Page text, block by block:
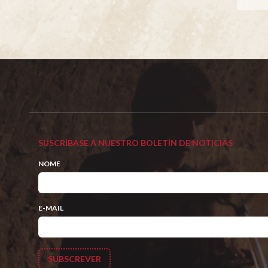
SUSCRÍBASE A NUESTRO BOLETÍN DE NOTICIAS
NOME
E-MAIL